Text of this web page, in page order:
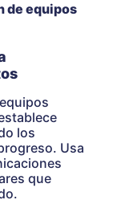
de equipos
los
Usa
que